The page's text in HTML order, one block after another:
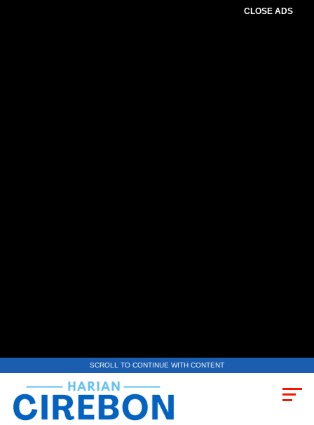
CLOSE ADS
SCROLL TO CONTINUE WITH CONTENT